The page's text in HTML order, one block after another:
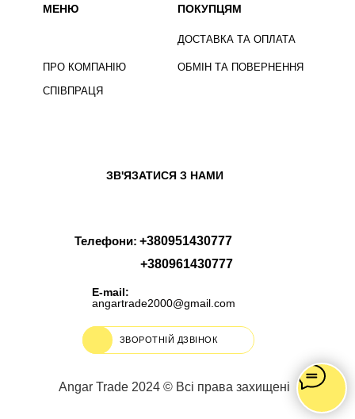
Angar Trade 2024 © Всі права захищені
ПРО КОМПАНІЮ
СПІВПРАЦЯ
ДОСТАВКА ТА ОПЛАТА
ОБМІН ТА ПОВЕРНЕННЯ
ПОКУПЦЯМ
ЗВ'ЯЗАТИСЯ З НАМИ
Телефони:
МЕНЮ
E-mail:
angartrade2000@gmail.com
ЗВОРОТНІЙ ДЗВІНОК
+380951430777
+380961430777